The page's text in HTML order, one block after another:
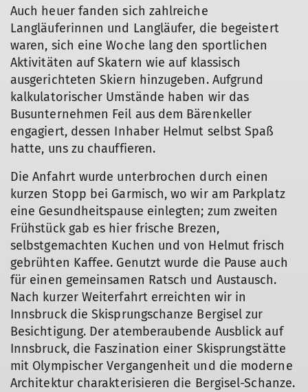
Auch heuer fanden sich zahlreiche
Langläuferinnen und Langläufer, die begeistert
waren, sich eine Woche lang den sportlichen
Aktivitäten auf Skatern wie auf klassisch
ausgerichteten Skiern hinzugeben. Aufgrund
kalkulatorischer Umstände haben wir das
Busunternehmen Feil aus dem Bärenkeller
engagiert, dessen Inhaber Helmut selbst Spaß
hatte, uns zu chauffieren.
Die Anfahrt wurde unterbrochen durch einen
kurzen Stopp bei Garmisch, wo wir am Parkplatz
eine Gesundheitspause einlegten; zum zweiten
Frühstück gab es hier frische Brezen,
selbstgemachten Kuchen und von Helmut frisch
gebrühten Kaffee. Genutzt wurde die Pause auch
für einen gemeinsamen Ratsch und Austausch.
Nach kurzer Weiterfahrt erreichten wir in
Innsbruck die Skisprungschanze Bergisel zur
Besichtigung. Der atemberaubende Ausblick auf
Innsbruck, die Faszination einer Skisprungstätte
mit Olympischer Vergangenheit und die moderne
Architektur charakterisieren die Bergisel-Schanze.
© privat